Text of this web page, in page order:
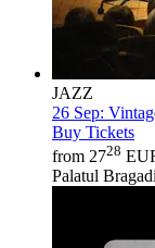
JAZZ
26 Sep:
Buy Tickets
from 2728
Palatul